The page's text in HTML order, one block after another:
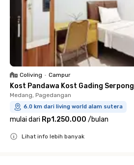
Coliving • Campur
Kost Pandawa Kost Gading Serpong
Medang, Pagedangan
6.0 km dari living world alam sutera
mulai dari Rp1.250.000 /bulan
Lihat info lebih banyak